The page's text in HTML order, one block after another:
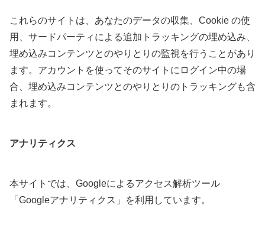
これらのサイトは、あなたのデータの収集、Cookie の使
用、サードパーティによる追加トラッキングの埋め込み、
埋め込みコンテンツとのやりとりの監視を行うことがあり
ます。アカウントを使ってそのサイトにログイン中の場
合、埋め込みコンテンツとのやりとりのトラッキングも含
まれます。
アナリティクス
本サイトでは、Googleによるアクセス解析ツール
「Googleアナリティクス」を利用しています。